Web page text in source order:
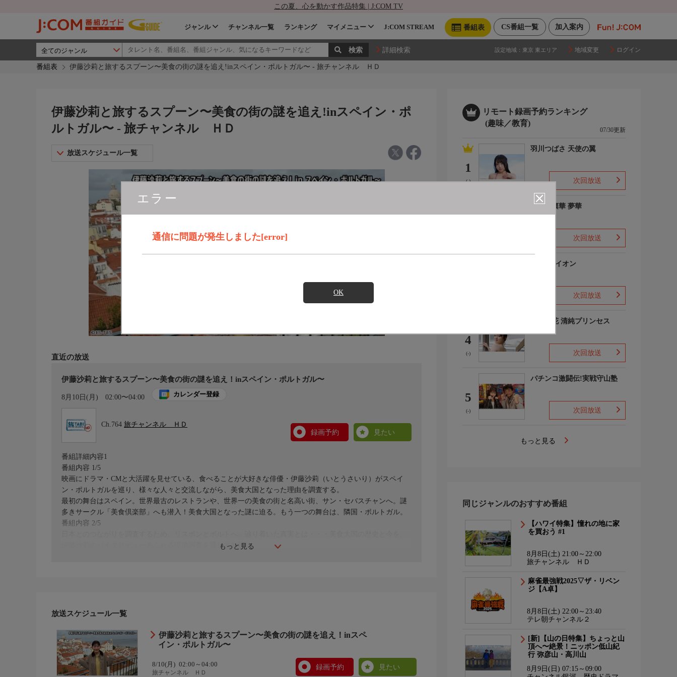
この夏、心を動かす作品特集 | J:COM TV
加入案内
CS番組一覧
番組表
ジャンル チャンネル一覧 ランキング マイメニュー J:COM STREAM
詳細検索 設定地域： 東京 東エリア 地域変更 ログイン
番組表 伊藤沙莉と旅するスプーン〜美食の街の謎を追え!inスペイン・ポルトガル〜 - 旅チャンネル ＨＤ
エラー
通信に問題が発生しました[error]
OK
伊藤沙莉と旅するスプーン〜美食の街の謎を追え!inスペイン・ポ
ルトガル〜 - 旅チャンネル ＨＤ
放送スケジュール一覧
直近の放送
伊藤沙莉と旅するスプーン〜美食の街の謎を追え！inスペイン・ポルトガル〜
8月10日(月) 02:00〜04:00 カレンダー登録
Ch.764 旅チャンネル ＨＤ
録画予約
見たい
もっと見る
番組詳細内容1
番組内容 1/5
映画にドラマ・CMと大活躍を見せている、食べることが大好きな俳優・伊藤沙莉（いとうさいり）がスペイ
ン・ポルトガルを巡り、様々な人々と交流しながら、美食大国となった理由を調査する。
最初の舞台はスペイン。世界最古のレストランや、世界一の美食の街と名高い街、サン・セバスチャンへ。謎
多きサークル「美食倶楽部」へも潜入！美食大国となった謎に迫る。もう一つの舞台は、隣国・ポルトガル。
番組内容 2/5
伊藤沙莉のバイタリティーあふれる現地調査を通してお届け。
番組詳細内容2
認定されているお店「ボティン」へ。スペインの食文化の始まりの地ともいえる名店の味と、その歴史を堪能
した後は、更なる調査のため、バスク地方にある世界一の美食の街と名高い街、サン・セバスチャンへ足を運
ぶ。三ツ星レストラン「アルサック」で聞いた、サン・セバスチャンが美食の街に発展したきっかけとなった
放送スケジュール一覧
伊藤沙莉と旅するスプーン〜美食の街の謎を追え！inスペ
イン・ポルトガル〜
8/10(月) 02:00～04:00
旅チャンネル ＨＤ
録画予約 見たい
リモート録画予約ランキング
(趣味／教育)
07/30更新
1
(-)
羽川つばさ 天使の翼
次回放送
ゆめの凛華 夢華
次回放送
3月のライオン
次回放送
4
(-)
吉田優花 清純プリンセス
次回放送
5
(-)
パチンコ激闘伝!実戦守山塾
次回放送
もっと見る
同じジャンルのおすすめ番組
【ハワイ特集】憧れの地に家
を買おう #1
8月8日(土) 21:00～22:00
旅チャンネル ＨＤ
麻雀最強戦2025▽ザ・リベン
ジ【A卓】
8月8日(土) 22:00～23:40
テレ朝チャンネル２
[新]【山の日特集】ちょっと山
頂へ〜絶景！ニッポン低山紀
行 弥彦山・高川山
8月9日(日) 07:15～09:00